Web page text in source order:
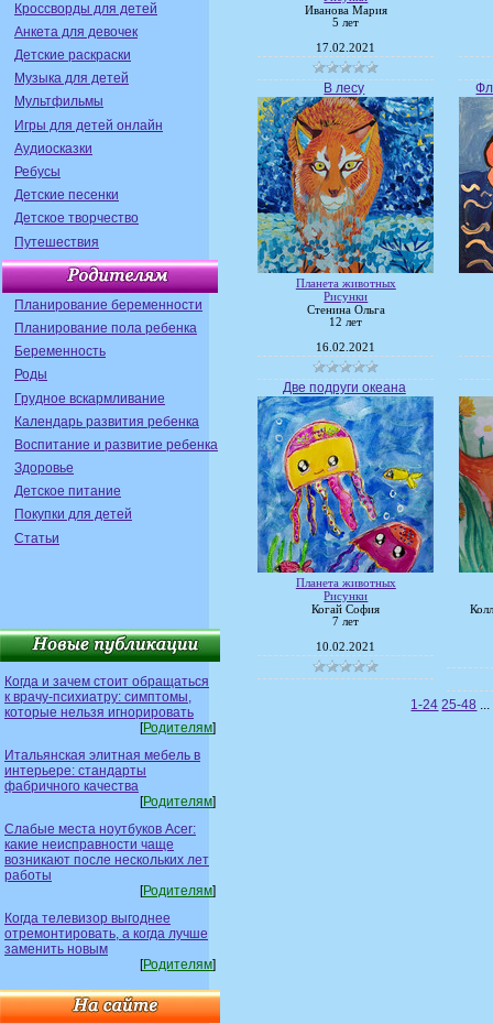
Кроссворды для детей
Анкета для девочек
Детские раскраски
Музыка для детей
Мультфильмы
Игры для детей онлайн
Аудиосказки
Ребусы
Детские песенки
Детское творчество
Путешествия
Планирование беременности
Планирование пола ребенка
Беременность
Роды
Грудное вскармливание
Календарь развития ребенка
Воспитание и развитие ребенка
Здоровье
Детское питание
Покупки для детей
Статьи
Когда и зачем стоит обращаться
к врачу-психиатру: симптомы,
которые нельзя игнорировать
[Родителям]
Итальянская элитная мебель в
интерьере: стандарты
фабричного качества
[Родителям]
Слабые места ноутбуков Acer:
какие неисправности чаще
возникают после нескольких лет
работы
[Родителям]
Когда телевизор выгоднее
отремонтировать, а когда лучше
заменить новым
[Родителям]
Иванова Мария
5 лет
17.02.2021
В лесу
Планета животных
Рисунки
Стенина Ольга
12 лет
16.02.2021
Две подруги океана
Планета животных
Рисунки
Когай София
7 лет
10.02.2021
1-24 25-48 ...